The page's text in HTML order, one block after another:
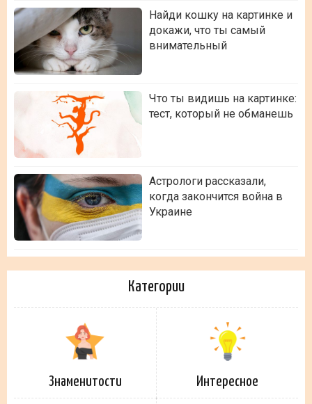
Найди кошку на картинке и
докажи, что ты самый
внимательный
Что ты видишь на картинке:
тест, который не обманешь
Астрологи рассказали,
когда закончится война в
Украине
Категории
Знаменитости Интересное